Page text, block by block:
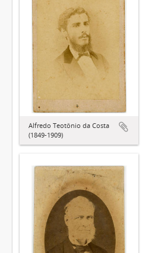
Alfredo Teotônio da Costa
(1849-1909)